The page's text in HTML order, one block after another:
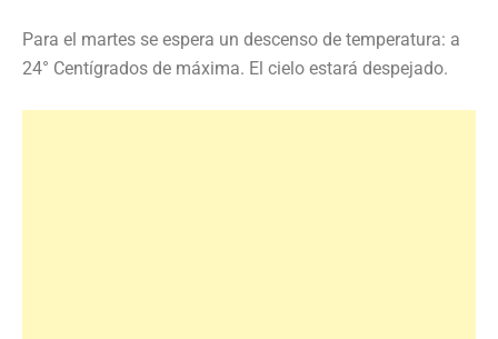
Para el martes se espera un descenso de temperatura: a
24° Centígrados de máxima. El cielo estará despejado.